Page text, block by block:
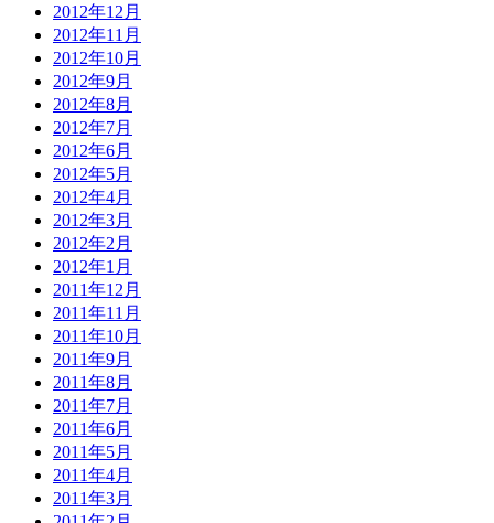
2012年12月
2012年11月
2012年10月
2012年9月
2012年8月
2012年7月
2012年6月
2012年5月
2012年4月
2012年3月
2012年2月
2012年1月
2011年12月
2011年11月
2011年10月
2011年9月
2011年8月
2011年7月
2011年6月
2011年5月
2011年4月
2011年3月